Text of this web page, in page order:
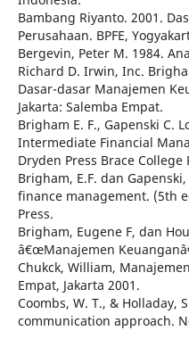
Bambang Riyanto. 2001.
Perusahaan. BPFE,
Bergevin, Peter M. 1984.
Richard D. Irwin, Inc.
Dasar-dasar Manajemen
Jakarta: Salemba Empat.
Brigham E. F., Gapenski C.
Intermediate Financial
Dryden Press Brace College
Brigham, E.F. dan
finance management. (5th
Press.
Brigham, Eugene F, dan
â€œManajemen
Chukck, William,
Empat, Jakarta 2001.
Coombs, W. T., & Holladay,
communication approach.